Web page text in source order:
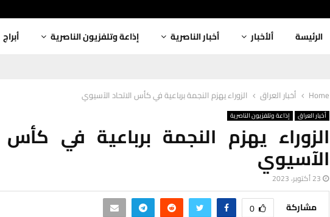
الرئيسة ألأخبار أخبار الناصرية إذاعة وتلفزيون الناصرية أبراج
Home أخبار العراق الزوراء يهزم النجمة برباعية في كأس الاتحاد الآسيوي
أخبار العراق إذاعة وتلفزيون الناصرية
الزوراء يهزم النجمة برباعية في كأس
الآسيوي
23 أكتوبر، 2023
مشاركة 0